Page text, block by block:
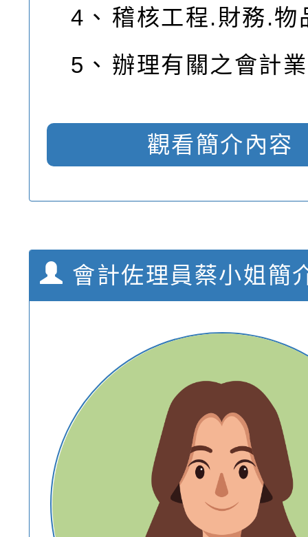
4、 稽核工程.財務.
5、 辦理有關之會計
觀看簡介內容
會計佐理員蔡小姐簡